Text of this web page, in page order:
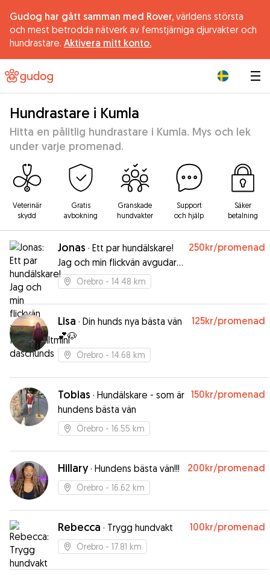
Gudog har gått samman med Rover, världens största
och mest betrodda nätverk av femstjärniga djurvakter och
hundrastare. Aktivera mitt konto.
Hundrastare i Kumla
Hitta en pålitlig hundrastare i Kumla. Mys och lek
under varje promenad.
Veterinär
skydd
Gratis
avbokning
Granskade
hundvakter
Support
och hjälp
Säker
betalning
Jonas · Ett par hundälskare!
Jag och min flickvän avgudar
framföralltmini daschunds
250kr/promenad
Örebro - 14.48 km
Lisa · Din hunds nya bästa vän
💕🐶
125kr/promenad
Örebro - 14.68 km
Tobias · Hundälskare - som är
hundens bästa vän
150kr/promenad
Örebro - 16.55 km
Hillary· Hundens bästa vän!!! 200kr/promenad
Örebro - 16.62 km
Rebecca · Trygg hundvakt 100kr/promenad
Örebro - 17.81 km